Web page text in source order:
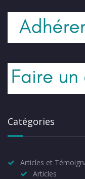
Catégories
Articles et
Articles